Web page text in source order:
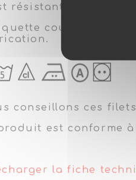
résistant aux
cousue à
conseillons ces
est conforme à
la fiche